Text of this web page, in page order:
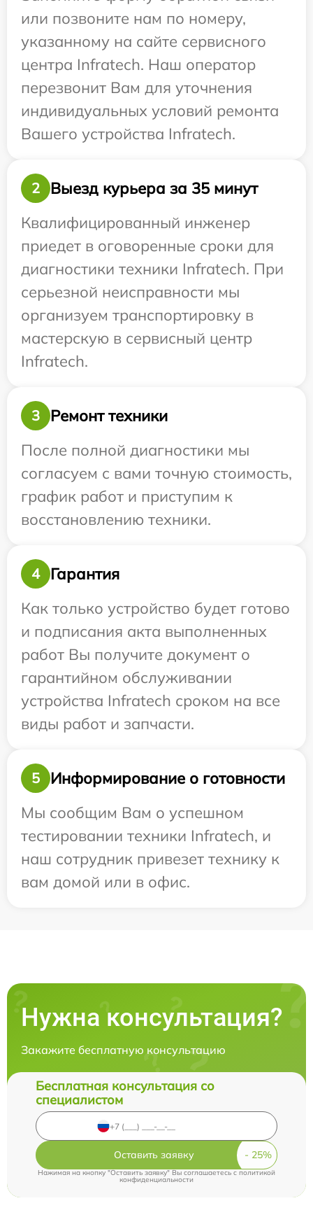
или позвоните нам по номеру,
указанному на сайте сервисного
центра Infratech. Наш оператор
перезвонит Вам для уточнения
индивидуальных условий ремонта
Вашего устройства Infratech.
2
Выезд курьера за 35 минут
Квалифицированный инженер
приедет в оговоренные сроки для
диагностики техники Infratech. При
серьезной неисправности мы
организуем транспортировку в
мастерскую в сервисный центр
Infratech.
3
Ремонт техники
После полной диагностики мы
согласуем с вами точную стоимость,
график работ и приступим к
восстановлению техники.
4
Гарантия
Как только устройство будет готово
и подписания акта выполненных
работ Вы получите документ о
гарантийном обслуживании
устройства Infratech сроком на все
виды работ и запчасти.
5
Информирование о готовности
Мы сообщим Вам о успешном
тестировании техники Infratech, и
наш сотрудник привезет технику к
вам домой или в офис.
Нужна консультация?
Закажите бесплатную консультацию
Бесплатная консультация со
специалистом
Оставить заявку
Нажимая на кнопку "Оставить заявку" Вы соглашаетесь c политикой
конфиденциальности